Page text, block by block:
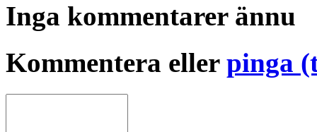
Inga kommentarer ännu
Kommentera eller pinga